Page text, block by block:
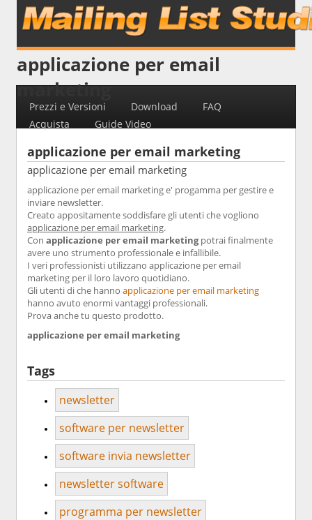
applicazione per email
marketing
Prezzi e Versioni Download
FAQ
Acquista
Guide Video
applicazione per email marketing
applicazione per email marketing
applicazione per email marketing e' progamma per gestire e
inviare newsletter.
Creato appositamente soddisfare gli utenti che vogliono
applicazione per email marketing.
Con applicazione per email marketingpotrai finalmente
avere uno strumento professionale e infallibile.
I veri professionisti utilizzano applicazione per email
marketing per il loro lavoro quotidiano.
Gli utenti di che hanno applicazione per email marketing
hanno avuto enormi vantaggi professionali.
Prova anche tu questo prodotto.
applicazione per email marketing
Tags
newsletter
software per newsletter
software invia newsletter
newsletter software
programma per newsletter